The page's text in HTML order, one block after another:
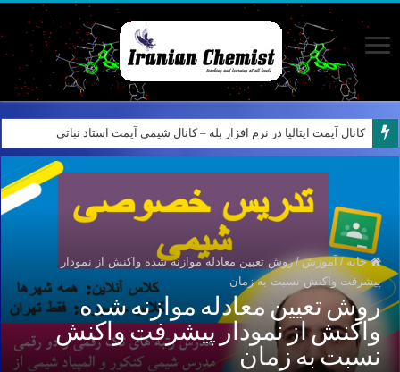
کانال آیمت ایتالیا در نرم افزار بله – کانال شیمی آیمت استاد نباتی
خانه / آموزش / روش تعیین معادله موازنه شده واکنش از نمودار
پیشرفت واکنش نسبت به زمان
روش تعیین معادله موازنه شده
واکنش از نمودار پیشرفت واکنش
نسبت به زمان